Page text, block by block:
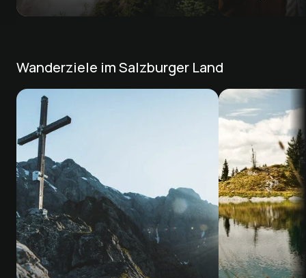
Wanderziele im Salzburger Land